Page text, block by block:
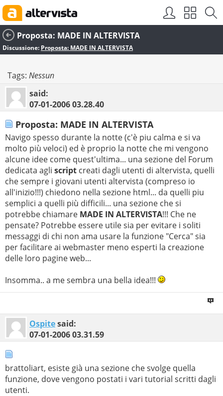
Proposta: MADE IN ALTERVISTA
Discussione: Proposta: MADE IN ALTERVISTA
Tags: Nessun
said:
07-01-200603.28.40
Proposta: MADE IN ALTERVISTA
Navigo spesso durante la notte (c'è piu calma e si va
molto più veloci) ed è proprio la notte che mi vengono
alcune idee come quest'ultima... una sezione del Forum
dedicata agli script creati dagli utenti di altervista, quelli
che sempre i giovani utenti altervista (compreso io
all'inizio!!!) chiedono nella sezione html... da quelli piu
semplici a quelli più difficili... una sezione che si
potrebbe chiamare MADE IN ALTERVISTA!!! Che ne
pensate? Potrebbe essere utile sia per evitare i soliti
messaggi di chi non ama usare la funzione "Cerca" sia
per facilitare ai webmaster meno esperti la creazione
delle loro pagine web...
Insomma.. a me sembra una bella idea!!!
Ospitesaid:
07-01-200603.31.59
brattoliart, esiste già una sezione che svolge quella
funzione, dove vengono postati i vari tutorial scritti dagli
utenti.